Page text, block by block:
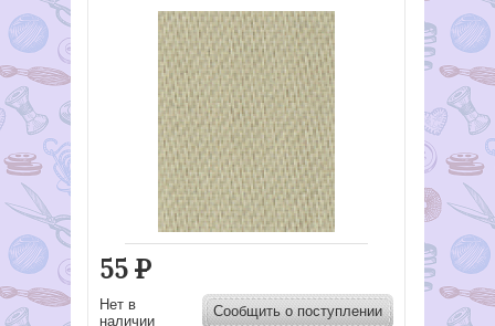
55Р
Нет в
наличии
Сообщить о поступлении